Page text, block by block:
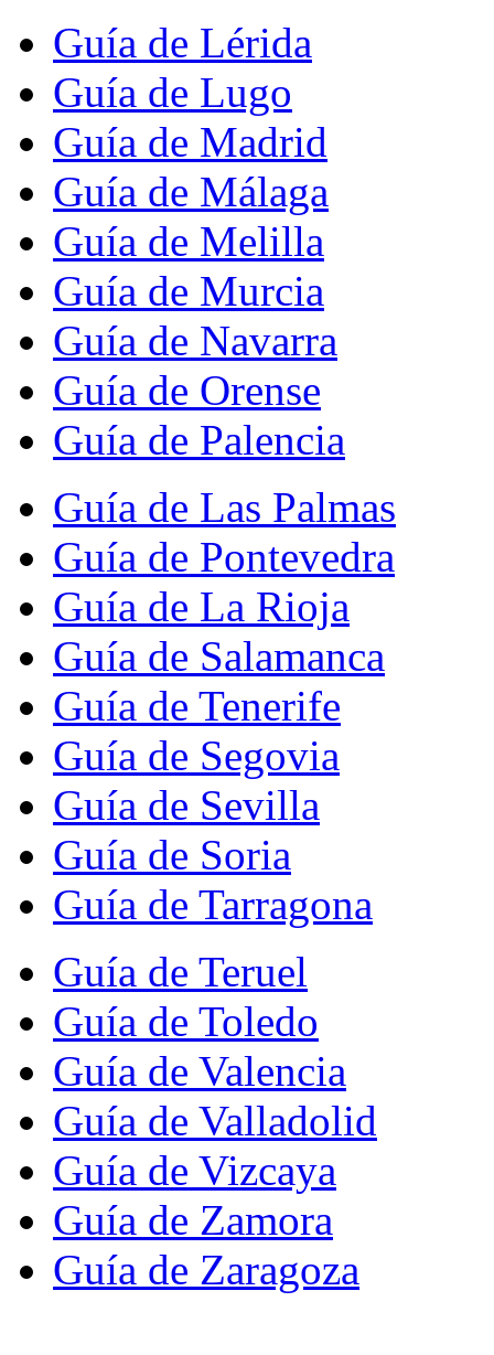
Guía de Lérida
Guía de Lugo
Guía de Madrid
Guía de Málaga
Guía de Melilla
Guía de Murcia
Guía de Navarra
Guía de Orense
Guía de Palencia
Guía de Las Palmas
Guía de Pontevedra
Guía de La Rioja
Guía de Salamanca
Guía de Tenerife
Guía de Segovia
Guía de Sevilla
Guía de Soria
Guía de Tarragona
Guía de Teruel
Guía de Toledo
Guía de Valencia
Guía de Valladolid
Guía de Vizcaya
Guía de Zamora
Guía de Zaragoza